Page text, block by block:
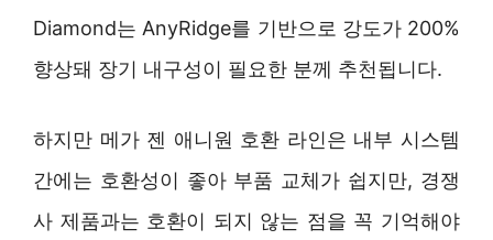
Diamond는 AnyRidge를 기반으로 강도가 200%
향상돼 장기 내구성이 필요한 분께 추천됩니다.
하지만 메가 젠 애니원 호환 라인은 내부 시스템
간에는 호환성이 좋아 부품 교체가 쉽지만, 경쟁
사 제품과는 호환이 되지 않는 점을 꼭 기억해야